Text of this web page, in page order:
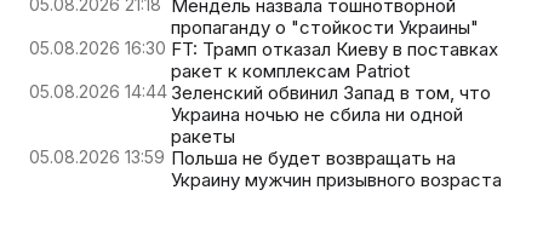
Мендель назвала тошнотворной
пропаганду о "стойкости Украины"
05.08.2026 16:30 FT: Трамп отказал Киеву в поставках
ракет к комплексам Patriot
05.08.2026 14:44 Зеленский обвинил Запад в том, что
Украина ночью не сбила ни одной
ракеты
05.08.2026 13:59 Польша не будет возвращать на
Украину мужчин призывного возраста